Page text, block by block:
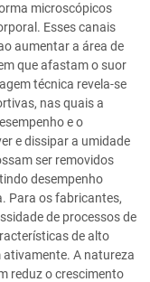
microscópicos
Esses canais
aumentar a área de
que afastam o suor
técnica revela-se
nas quais a
e o
e dissipar a umidade
ser removidos
desempenho
Para os fabricantes,
de processos de
de alto
A natureza
reduz o crescimento